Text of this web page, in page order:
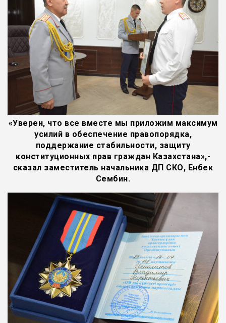
«Уверен, что все вместе мы приложим максимум
усилий в обеспечение правопорядка,
поддержание стабильности, защиту
конституционных прав граждан Казахстана»,-
сказал заместитель начальника ДП СКО, Енбек
Сембин.